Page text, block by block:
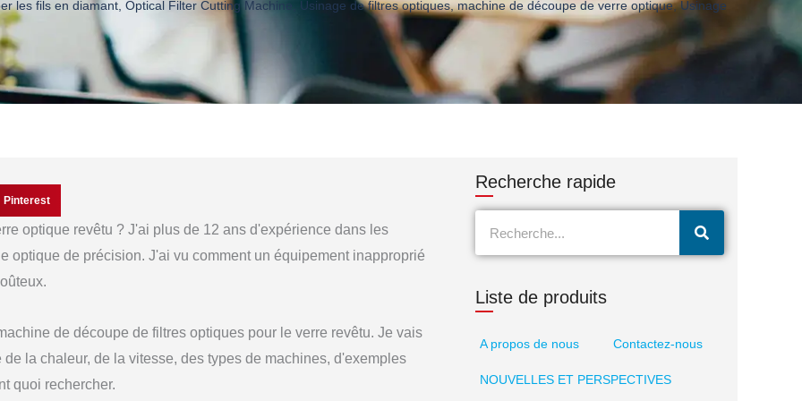
les fils en diamant Optical Filter Cutting Machine Usinage de filtres optiques,machine de découpe de verre optique,Usinage
Pinterest
optique revêtu ? J'ai plus de 12 ans d'expérience dans les
optique de précision. J'ai vu comment un équipement inapproprié
de découpe de filtres optiques pour le verre revêtu. Je vais
la chaleur, de la vitesse, des types de machines, d'exemples
quoi rechercher.
Recherche rapide
Liste de produits
A propos de nous Contactez-nous
NOUVELLES ET PERSPECTIVES